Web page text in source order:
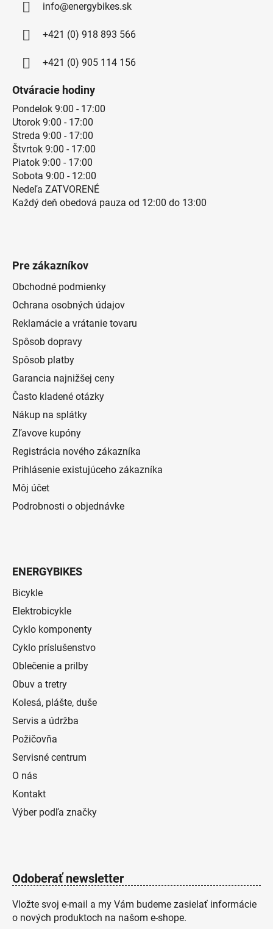
info@energybikes.sk
+421 (0) 918 893 566
+421 (0) 905 114 156
Otváracie hodiny
Pondelok 9:00 - 17:00
Utorok 9:00 - 17:00
Streda 9:00 - 17:00
Štvrtok 9:00 - 17:00
Piatok 9:00 - 17:00
Sobota 9:00 - 12:00
Nedeľa ZATVORENÉ
Každý deň obedová pauza od 12:00 do 13:00
Pre zákazníkov
Obchodné podmienky
Ochrana osobných údajov
Reklamácie a vrátanie tovaru
Spôsob dopravy
Spôsob platby
Garancia najnižšej ceny
Často kladené otázky
Nákup na splátky
Zľavove kupóny
Registrácia nového zákazníka
Prihlásenie existujúceho zákazníka
Môj účet
Podrobnosti o objednávke
ENERGYBIKES
Bicykle
Elektrobicykle
Cyklo komponenty
Cyklo príslušenstvo
Oblečenie a prilby
Obuv a tretry
Kolesá, plášte, duše
Servis a údržba
Požičovňa
Servisné centrum
O nás
Kontakt
Výber podľa značky
Odoberať newsletter
Vložte svoj e-mail a my Vám budeme zasielať informácie
o nových produktoch na našom e-shope.